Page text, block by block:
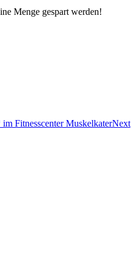
Menge gespart werden!
Fitnesscenter MuskelkaterNext